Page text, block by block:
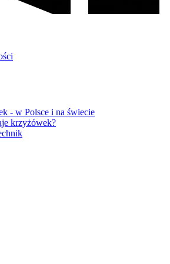
- w Polsce i na świecie
krzyżówek?